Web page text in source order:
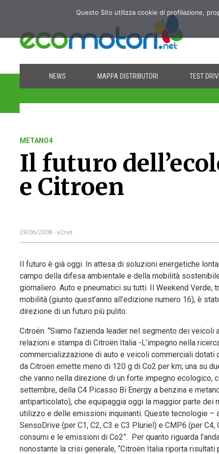
NEWS MAPPA DISTRIBUTORI TEST
METANO4
Il futuro
e Citroen
29/06/2008 - e2net
Il futuro è già oggi. In attesa di soluzioni energetiche
campo della difesa ambientale e della mobilità
giornaliero. Auto e pneumatici su tutti. Il Weekend
mobilità (giunto quest’anno all’edizione numero 16), è
direzione di un futuro più pulito.
Citroën. “Siamo l’azienda leader nel segmento dei
relazioni e stampa di Citroën Italia -L’impegno nella
commercializzazione di auto e veicoli commerciali dotati
da Citroën emette meno di 120 g di Co2 per km; una su
che vanno nella direzione di un forte impegno ecologico,
settembre, della C4 Picasso Bi Energy a benzina e
antiparticolato), che equipaggia oggi la maggior parte
utilizzo e delle emissioni inquinanti. Queste tecnologie –
SensoDrive (per C1, C2, C3 e C3 Pluriel) e CMP6 (per
consumi e le emissioni di Co2”. Per quanto riguarda
nonostante la crisi generale, “Citroën Italia riporta
Questo Sito utilizza cookie di profilazione,